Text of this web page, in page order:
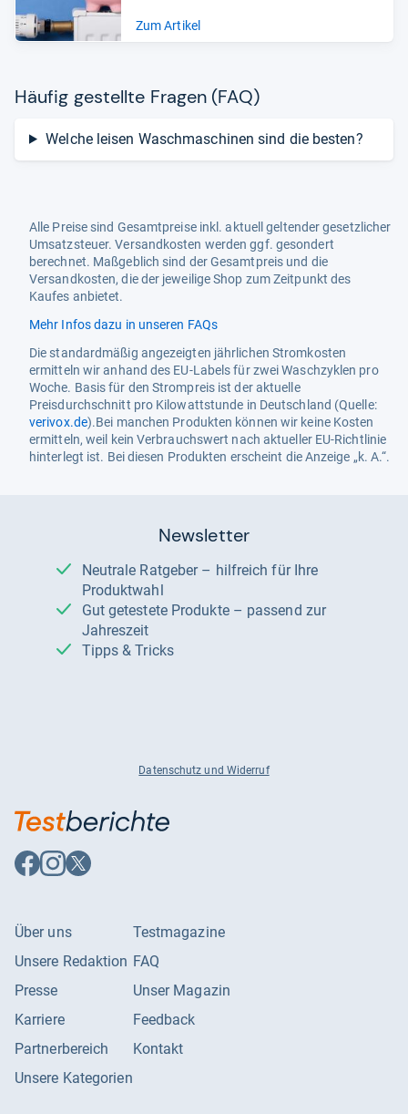
Zum Artikel
Häu­fig gestellte Fra­gen (FAQ)
Welche leisen Waschmaschinen sind die besten?
Alle Preise sind Gesamtpreise inkl. aktuell geltender gesetzlicher
Umsatzsteuer. Versandkosten werden ggf. gesondert
berechnet. Maßgeblich sind der Gesamtpreis und die
Versandkosten, die der jeweilige Shop zum Zeitpunkt des
Kaufes anbietet.
Mehr Infos dazu in unseren FAQs
Die standardmäßig angezeigten jährlichen Stromkosten
ermitteln wir anhand des EU-Labels für zwei Waschzyklen pro
Woche. Basis für den Strompreis ist der aktuelle
Preisdurchschnitt pro Kilowattstunde in Deutschland (Quelle:
verivox.de).Bei manchen Produkten können wir keine Kosten
ermitteln, weil kein Verbrauchswert nach aktueller EU-Richtlinie
hinterlegt ist. Bei diesen Produkten erscheint die Anzeige „k. A.“.
Newsletter
Neutrale Ratgeber – hilfreich für Ihre
Produktwahl
Gut getestete Produkte – passend zur
Jahreszeit
Tipps & Tricks
Datenschutz und Widerruf
Auf
Facebook
Auf
Instagram
Auf
X
Über uns
Unsere Redaktion
Presse
Karriere
Partnerbereich
Unsere Kategorien
Testmagazine
FAQ
Unser Magazin
Feedback
Kontakt